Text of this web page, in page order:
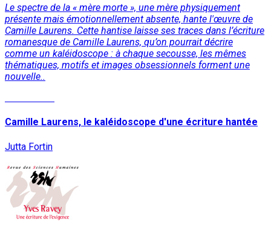
Le spectre de la « mère morte », une mère physiquement
présente mais émotionnellement absente, hante l'œuvre de
Camille Laurens. Cette hantise laisse ses traces dans l’écriture
romanesque de Camille Laurens, qu’on pourrait décrire
comme un kaléidoscope : à chaque secousse, les mêmes
thématiques, motifs et images obsessionnels forment une
nouvelle..
Camille Laurens, le kaléidoscope d'une écriture hantée
Jutta Fortin